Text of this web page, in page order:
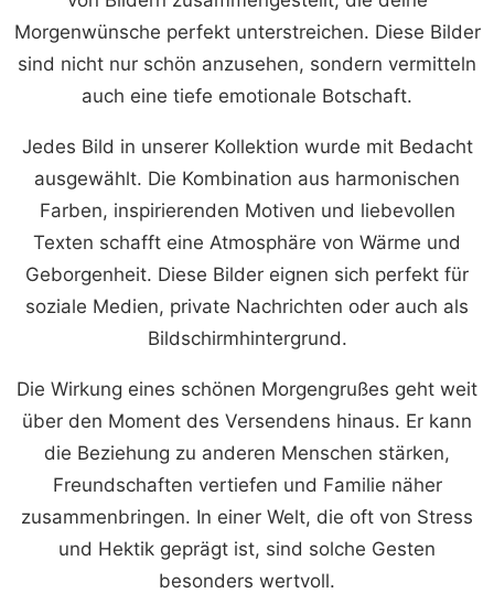
Morgenwünsche perfekt unterstreichen. Diese Bilder
sind nicht nur schön anzusehen, sondern vermitteln
auch eine tiefe emotionale Botschaft.
Jedes Bild in unserer Kollektion wurde mit Bedacht
ausgewählt. Die Kombination aus harmonischen
Farben, inspirierenden Motiven und liebevollen
Texten schafft eine Atmosphäre von Wärme und
Geborgenheit. Diese Bilder eignen sich perfekt für
soziale Medien, private Nachrichten oder auch als
Bildschirmhintergrund.
Die Wirkung eines schönen Morgengrußes geht weit
über den Moment des Versendens hinaus. Er kann
die Beziehung zu anderen Menschen stärken,
Freundschaften vertiefen und Familie näher
zusammenbringen. In einer Welt, die oft von Stress
und Hektik geprägt ist, sind solche Gesten
besonders wertvoll.